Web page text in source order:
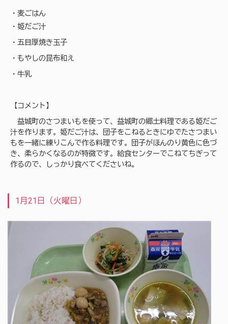
・麦ごはん
・姫だご汁
・五目厚焼き玉子
・もやしの昆布和え
・牛乳
【コメント】
益城町のさつまいもを使って、益城町の郷土料理である姫だご
汁を作ります。姫だご汁は、団子をこねるときにゆでたさつまい
もを一緒に練りこんで作る料理です。団子がほんのり黄色に色づ
き、柔らかくなるのが特徴です。給食センターでこねてちぎって
作るので、しっかり食べてくださいね。
1月21日（火曜日）